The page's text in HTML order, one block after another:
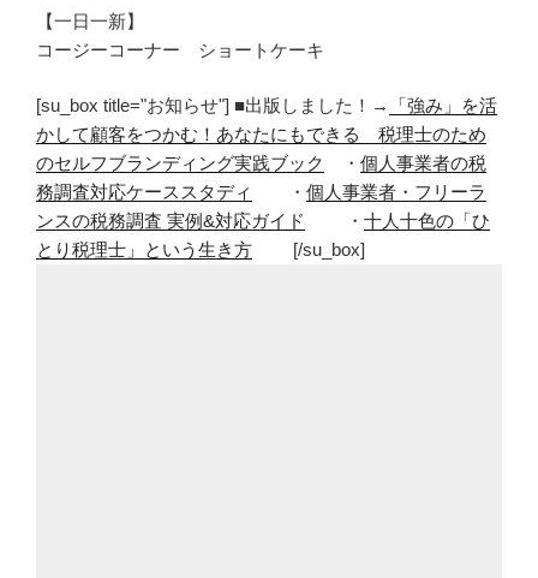
【一日一新】
コージーコーナー ショートケーキ
[su_box title="お知らせ"] ■出版しました！→
「強み」を活
かして顧客をつかむ！あなたにもできる 税理士のため
のセルフブランディング実践ブック
・ 個人事業者の税
務調査対応ケーススタディ
・ 個人事業者・フリーラ
ンスの税務調査 実例&対応ガイド
・ 十人十色の「ひ
とり税理士」という生き方 [/su_box]